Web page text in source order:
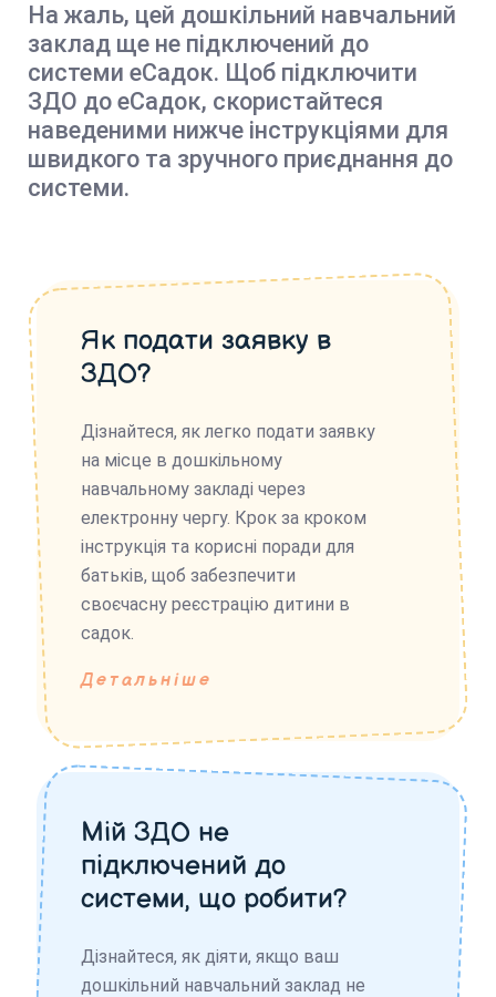
На жаль, цей дошкільний навчальний
заклад ще не підключений до
системи еСадок. Щоб підключити
ЗДО до еСадок, скористайтеся
наведеними нижче інструкціями для
швидкого та зручного приєднання до
системи.
Як подати заявку в
ЗДО?
Дізнайтеся, як легко подати заявку
на місце в дошкільному
навчальному закладі через
електронну чергу. Крок за кроком
інструкція та корисні поради для
батьків, щоб забезпечити
своєчасну реєстрацію дитини в
садок.
Детальніше
Мій ЗДО не
підключений до
системи, що робити?
Дізнайтеся, як діяти, якщо ваш
дошкільний навчальний заклад не